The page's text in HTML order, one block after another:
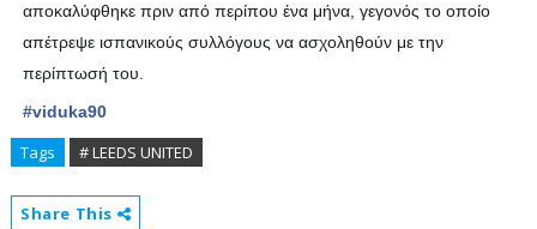
αποκαλύφθηκε πριν από περίπου ένα μήνα, γεγονός το οποίο
απέτρεψε ισπανικούς συλλόγους να ασχοληθούν με την
περίπτωσή του.
#viduka90
Tags # LEEDS UNITED
Share This